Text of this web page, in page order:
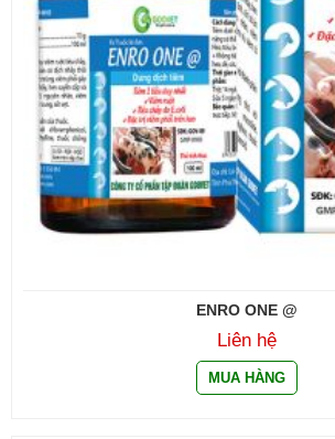
ENRO ONE @
Liên hệ